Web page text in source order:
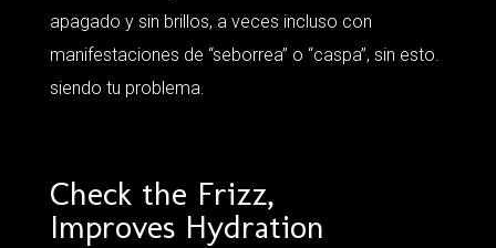
apagado y sin brillos, a veces incluso con
manifestaciones de “seborrea” o “caspa”, sin esto.
siendo tu problema.
Check the Frizz,
Improves Hydration